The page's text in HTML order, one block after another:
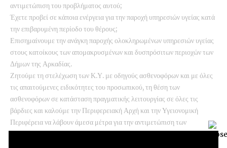
αντιμετώπιση του προβλήματος αυτού;
Έχετε προβεί σε κάποια ενέργεια για την παροχή υπηρεσιών υγείας κατά
την επιβαρυμένη περίοδο του θέρους;
Επισημαίνουμε την ανάγκη παροχής ολοκληρωμένων υπηρεσιών υγείας
στους κατοίκους των απομακρυσμένων και δυσπρόσιτων περιοχών των
Δήμων της Αρκαδίας.
Ζητούμε τη στελέχωση των Κ.Υ. με οδηγούς ασθενοφόρων και με όλες
τις απαιτούμενες ειδικότητες του προσωπικού, τη θέση των
ασθενοφόρων σε κατάσταση πραγματικής λειτουργίας σε όλες τις
βάρδιες και καλούμε την Περιφερειακή Αρχή και την Υγειονομική
Περιφέρεια να λάβουν άμεσα μέτρα για την αντιμετώπιση των
προβλημάτων της Πρωτοβάθμιας Φροντίδας Υγείας.